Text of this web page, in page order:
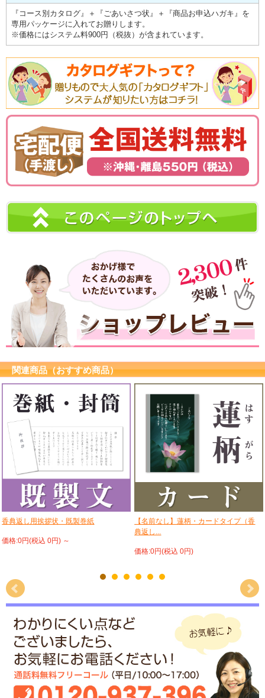
『コース別カタログ』＋『ごあいさつ状』＋『商品お申込ハガキ』を
専用パッケージに入れてお贈りします。
※価格にはシステム料900円（税抜）が含まれています。
関連商品（おすすめ商品）
香典返し用挨拶状・既製巻紙
価格:0円(税込 0円) ～
【名前なし】蓮柄・カードタイプ（香
典返し...
価格:0円(税込 0円)